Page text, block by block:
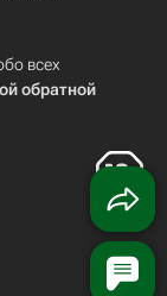
всех
обратной